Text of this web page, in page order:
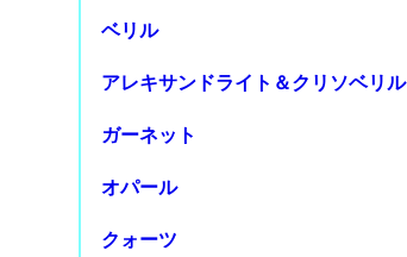
ベリル
アレキサンドライト＆クリソベリル
ガーネット
オパール
クォーツ